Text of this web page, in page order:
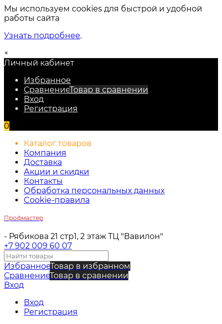
Мы используем cookies для быстрой и удобной
работы сайта
Узнать подробнее.
×
Личный кабинет
Избранное
СравнениеТовар в сравнении
Вход
Регистрация
0
Каталог товаров
Компания
Доставка
Акции и скидки
Контакты
Обработка персональных данных
Cookie-правила
Профмастер
- Рябикова 21 стр1, 2 этаж ТЦ "Вавилон"
+7 902 009 60 07
ИзбранноеТовар в избранном
СравнениеТовар в сравнении
Вход
Вход
Регистрация